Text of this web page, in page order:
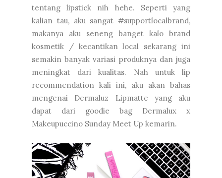
tentang lipstick nih hehe. Seperti yang
kalian tau, aku sangat #supportlocalbrand,
makanya aku seneng banget kalo brand
kosmetik / kecantikan local sekarang ini
semakin banyak variasi produknya dan juga
meningkat dari kualitas. Nah untuk lip
recommendation kali ini, aku akan bahas
mengenai Dermaluz Lipmatte yang aku
dapat dari goodie bag Dermalux x
Makeupuccino Sunday Meet Up kemarin.